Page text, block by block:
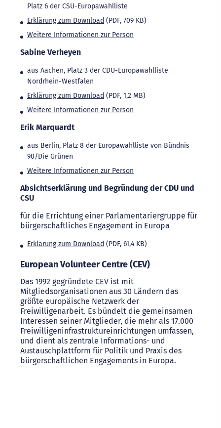
Platz 6 der CSU-Europawahlliste
Erklärung zum Download (PDF, 709 KB)
Weitere Informationen zur Person
Sabine Verheyen
aus Aachen, Platz 3 der CDU-Europawahlliste
Nordrhein-Westfalen
Erklärung zum Download (PDF, 1,2 MB)
Weitere Informationen zur Person
Erik Marquardt
aus Berlin, Platz 8 der Europawahlliste von Bündnis
90/Die Grünen
Weitere Informationen zur Person
Absichtserklärung und Begründung der CDU und
CSU
für die Errichtung einer Parlamentariergruppe für
bürgerschaftliches Engagement in Europa
Erklärung zum Download (PDF, 61,4 KB)
European Volunteer Centre (CEV)
Das 1992 gegründete CEV ist mit
Mitgliedsorganisationen aus 30 Ländern das
größte europäische Netzwerk der
Freiwilligenarbeit. Es bündelt die gemeinsamen
Interessen seiner Mitglieder, die mehr als 17.000
Freiwilligeninfrastruktureinrichtungen umfassen,
und dient als zentrale Informations- und
Austauschplattform für Politik und Praxis des
bürgerschaftlichen Engagements in Europa.